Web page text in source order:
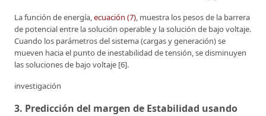
La función de energía,ecuación (7), muestra los pesos de la barrera
de potencial entre la solución operable y la solución de bajo voltaje.
Cuando los parámetros del sistema (cargas y generación) se
mueven hacia el punto de inestabilidad de tensión, se disminuyen
las soluciones de bajo voltaje [6].
investigación
3. Predicción del margen de Estabilidad usando